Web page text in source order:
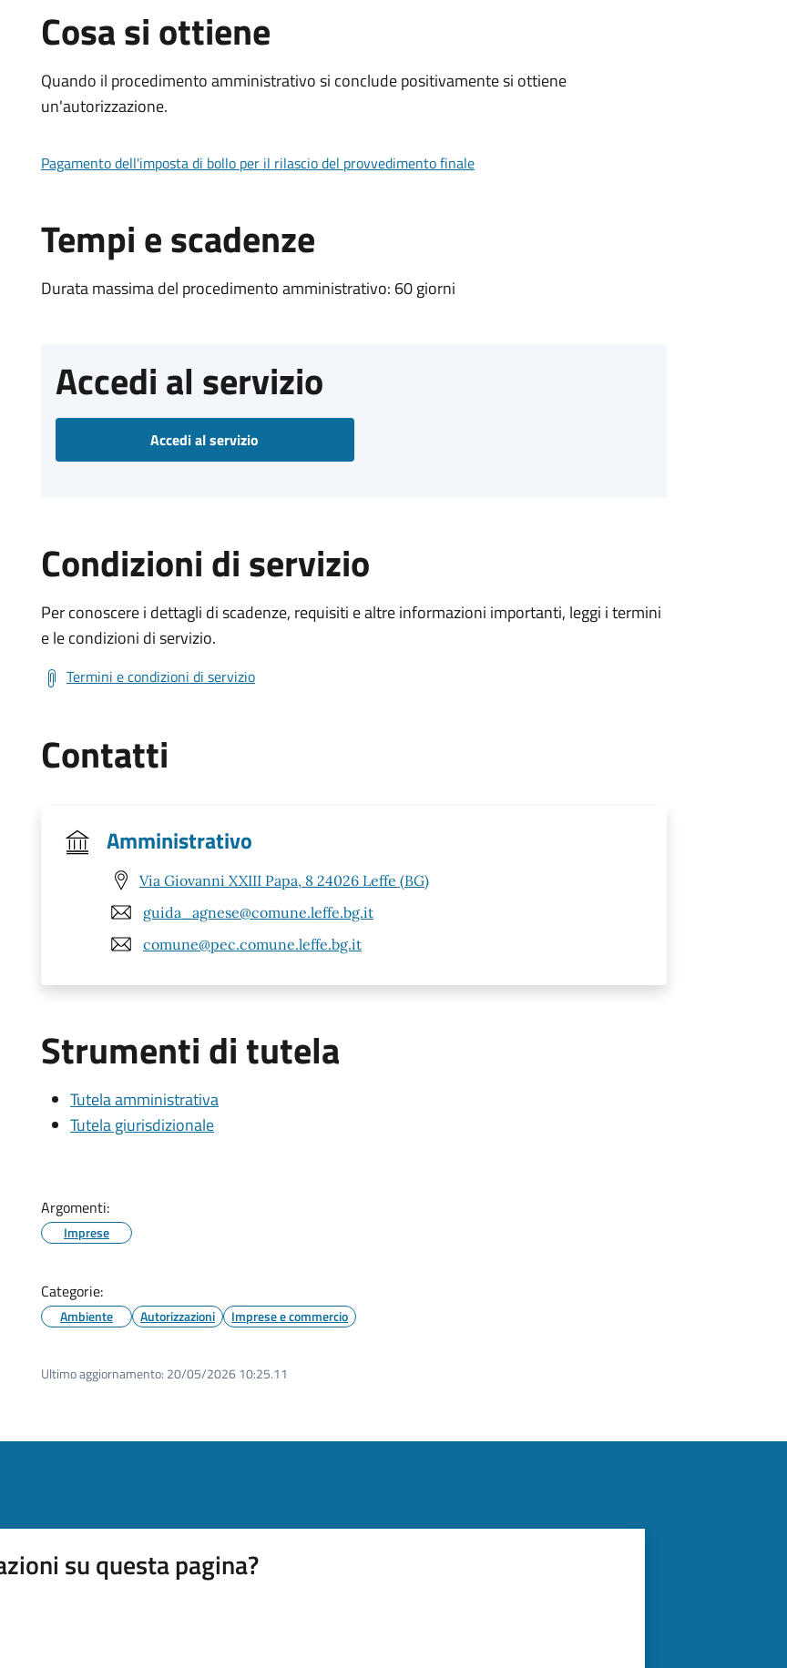
Cosa si ottiene
Quando il procedimento amministrativo si conclude positivamente si ottiene
un'autorizzazione.
Pagamento dell'imposta di bollo per il rilascio del provvedimento finale
Tempi e scadenze
Durata massima del procedimento amministrativo: 60 giorni
Accedi al servizio
Accedi al servizio
Condizioni di servizio
Per conoscere i dettagli di scadenze, requisiti e altre informazioni importanti, leggi i termini
e le condizioni di servizio.
Termini e condizioni di servizio
Contatti
Amministrativo
Via Giovanni XXIII Papa, 8 24026 Leffe (BG)
guida_agnese@comune.leffe.bg.it
comune@pec.comune.leffe.bg.it
Strumenti di tutela
Tutela amministrativa
Tutela giurisdizionale
Argomenti:
Imprese
Categorie:
Ambiente Autorizzazioni Imprese e commercio
Ultimo aggiornamento: 20/05/2026 10:25.11
su questa pagina?